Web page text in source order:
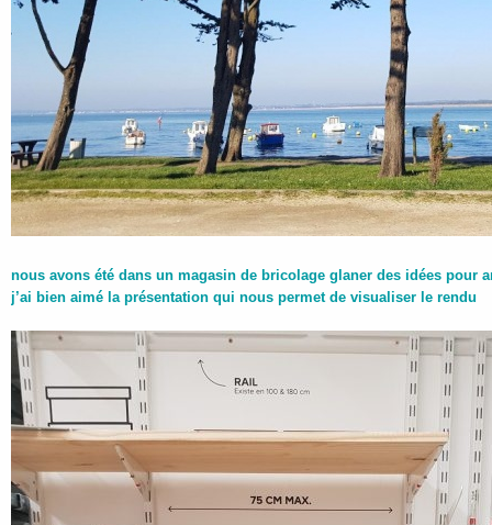
nous avons été dans un magasin de bricolage glaner des idées pour
j’ai bien aimé la présentation qui nous permet de visualiser le rendu